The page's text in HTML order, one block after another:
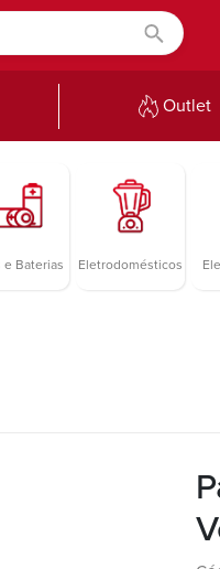
Outlet
e Baterias Eletrodomésticos